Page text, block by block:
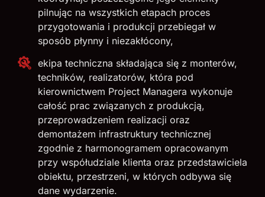
pilnując na wszystkich etapach proces
przygotowania i produkcji przebiegał w
sposób płynny i niezakłócony,
ekipa techniczna składająca się z monterów,
techników, realizatorów, która pod
kierownictwem Project Managera wykonuje
całość prac związanych z produkcją,
przeprowadzeniem realizacji oraz
demontażem infrastruktury technicznej
zgodnie z harmonogramem opracowanym
przy współudziale klienta oraz przedstawiciela
obiektu, przestrzeni, w których odbywa się
dane wydarzenie.